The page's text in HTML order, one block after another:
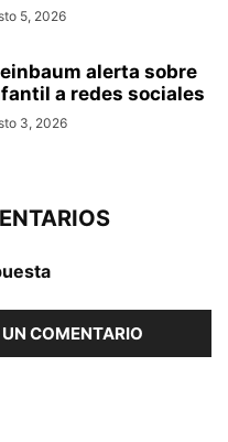
5, 2026
alerta sobre
a redes sociales
3, 2026
COMENTARIO